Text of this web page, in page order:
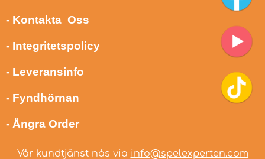
- Kontakta Oss
- Integritetspolicy
- Leveransinfo
- Fyndhörnan
- Ångra Order
Vår kundtjänst nås via info@spelexperten.com